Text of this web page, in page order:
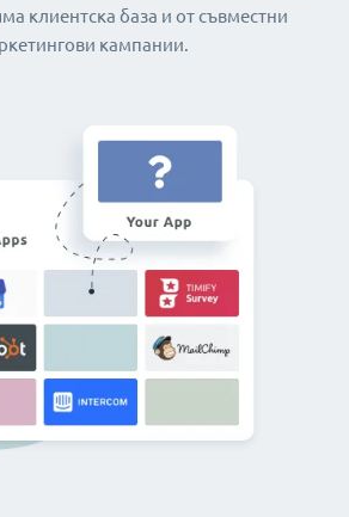
клиентска база и от съвместни
кампании.